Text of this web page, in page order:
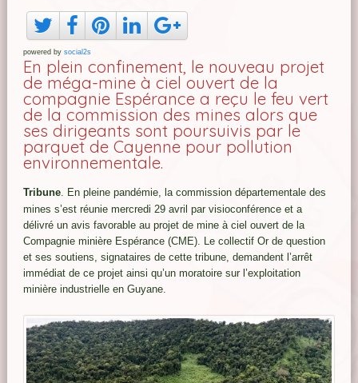
powered by social2s
En plein confinement, le nouveau projet
de méga-mine à ciel ouvert de la
compagnie Espérance a reçu le feu vert
de la commission des mines alors que
ses dirigeants sont poursuivis par le
parquet de Cayenne pour pollution
environnementale.
Tribune. En pleine pandémie, la commission départementale des
mines s’est réunie mercredi 29 avril par visioconférence et a
délivré un avis favorable au projet de mine à ciel ouvert de la
Compagnie minière Espérance (CME). Le collectif Or de question
et ses soutiens, signataires de cette tribune, demandent l’arrêt
immédiat de ce projet ainsi qu’un moratoire sur l’exploitation
minière industrielle en Guyane.